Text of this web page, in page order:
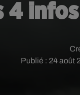
4
Publié : 24 août